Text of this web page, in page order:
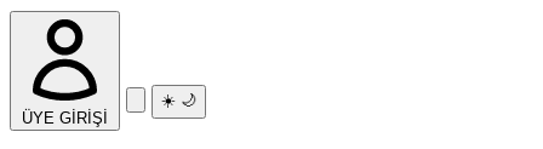
ÜYE GİRİŞİ
☀️ 🌙